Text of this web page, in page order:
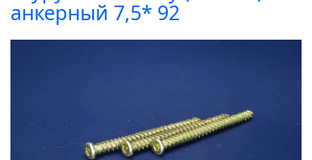
анкерный 7,5* 92